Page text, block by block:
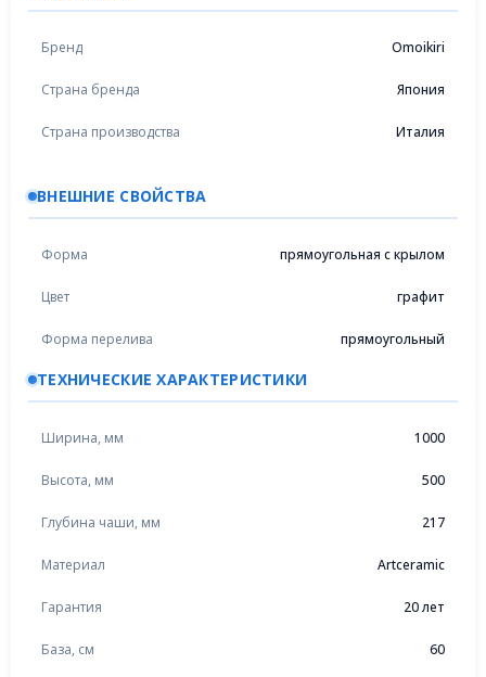
Бренд Omoikiri
Страна бренда Япония
Страна производства Италия
ВНЕШНИЕ СВОЙСТВА
Форма прямоугольная с крылом
Цвет графит
Форма перелива прямоугольный
ТЕХНИЧЕСКИЕ ХАРАКТЕРИСТИКИ
Ширина, мм 1000
Высота, мм 500
Глубина чаши, мм 217
Материал Artceramic
Гарантия 20 лет
База, см 60